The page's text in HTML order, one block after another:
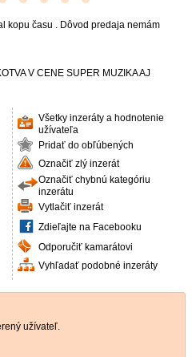
kopu času . Dôvod predaja nemám
V CENE SUPER MUZIKA AJ
Všetky inzeráty a hodnotenie
užívateľa
Pridať do obľúbených
Označiť zlý inzerát
Označiť chybnú kategóriu
inzerátu
Vytlačiť inzerát
Zdieľajte na Facebooku
Odporučiť kamarátovi
Vyhľadať podobné inzeráty
užívateľ.